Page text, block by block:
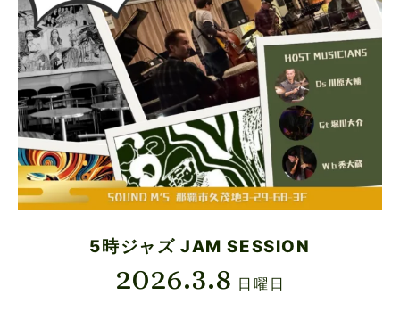
5時ジャズ JAM SESSION
2026.3.8 日曜日